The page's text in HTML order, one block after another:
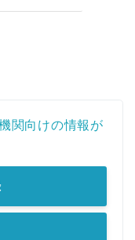
関向けの情報が